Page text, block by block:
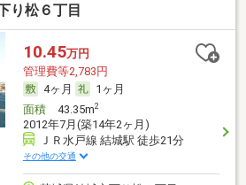
り松６丁目
10.45万円
管理費等2,783円
4ヶ月
1ヶ月
面積43.35m2
2012年7月(築14年2ヶ月)
ＪＲ水戸線 結城駅 徒歩21分
その他の交通